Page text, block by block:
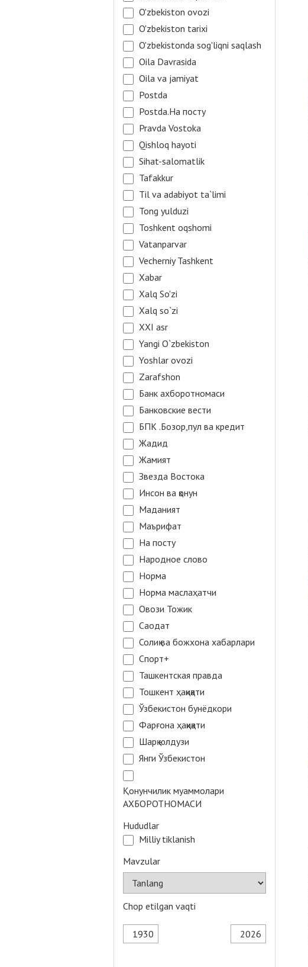
O'zbekiston ovozi
O'zbekiston tarixi
O'zbekistonda sog'liqni saqlash
Oila Davrasida
Oila va jamiyat
Postda
Postda.На посту
Pravda Vostoka
Qishloq hayoti
Sihat-salomatlik
Tafakkur
Til va adabiyot ta`limi
Tong yulduzi
Toshkent oqshomi
Vatanparvar
Vecherniy Tashkent
Xabar
Xalq So'zi
Xalq so`zi
XXI asr
Yangi O`zbekiston
Yoshlar ovozi
Zarafshon
Банк ахборотномаси
Банковские вести
БПК .Бозор,пул ва кредит
Жадид
Жамият
Звезда Востока
Инсон ва қонун
Маданият
Маърифат
На посту
Народное слово
Норма
Норма маслаҳатчи
Овози Тожик
Саодат
Солиқ ва божхона хабарлари
Спорт+
Ташкентская правда
Тошкент ҳақиқати
Ўзбекистон бунёдкори
Фарғона ҳақиқати
Шарқ юлдузи
Янги Ўзбекистон
Қонунчилик муаммолари
АХБОРОТНОМАСИ
Hududlar
Milliy tiklanish
Mavzular
Chop etilgan vaqti